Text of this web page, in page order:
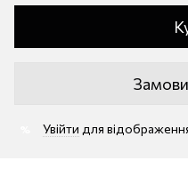
Увійти для